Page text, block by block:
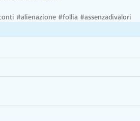
#alienazione #follia #assenzadivalori